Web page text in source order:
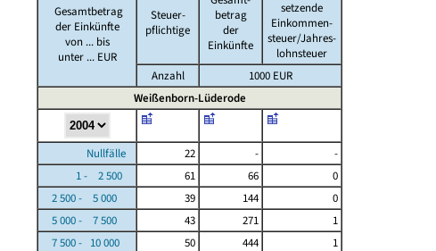
Gesamtbetrag
der Einkünfte
von ... bis
unter ... EUR
Steuer-
pflichtige
betrag
der
Einkünfte
setzende
Einkommen-
steuer/Jahres-
lohnsteuer
Anzahl
1000 EUR
Weißenborn-Lüderode
Nullfälle 22 -
-
1 - 2 500
61 66
0
2 500 - 5 000
39 144
0
5 000 - 7 500
43 271
1
7 500 - 10 000
50 444
1